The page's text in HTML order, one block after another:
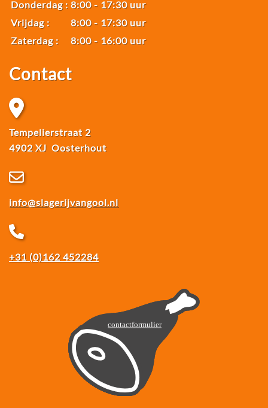
Donderdag : 8:00 - 17:30 uur
Vrijdag :
8:00 - 17:30 uur
Zaterdag :
8:00 - 16:00 uur
Contact
Tempelierstraat 2
4902 XJ Oosterhout
info@slagerijvangool.nl
+31 (0)162 452284